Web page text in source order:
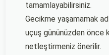
tamamlayabilirsiniz.
Gecikme yaşamamak
uçuş gününüzden önce
netleştirmeniz önerilir.